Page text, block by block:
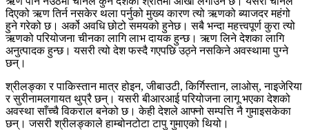
दिएको ऋण तिर्न नसकेर थला पर्नुको मुख्य कारण त्यो ऋणको ब्याजदर महंगो
हुने गरेको छ। अर्को अवधि छोटो समयको हुनेछ। सबै भन्दा महत्त्वपूर्ण कुरा त्यो
ऋणको परियोजना चीनका लागि लाभ दायक हुन्छ। ऋण लिने देशका लागि
अनुत्पादक हुन्छ। यसरी त्यो देश फस्दै गएपछि उठ्ने नसकिने अवस्थामा पुग्ने
छन्।
श्रीलङ्का र पाकिस्तान मात्र होइन, जीबाउटी, किर्गिस्तान, लाओस्, नाइजेरिया
र सुरीनामलगायत थुप्रै छन्। यसरी बीआरआई परियोजना लागू भएका देशको
अवस्था साँच्चै विकराल बनेको छ। केही देशले आफ्नो सम्पत्ति नै गुमाइसकेका
छन्। जसरी श्रीलङ्काले हाम्बोनटोटा टापु गुमाएको थियो।